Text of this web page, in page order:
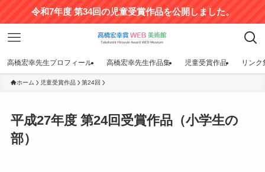
令和7年度 第34回の児童受賞作品を公開しました。
高橋宏幸先生プロフィール 高橋宏幸先生作品集 児童受賞作品 リンク
ホーム 児童受賞作品 第24回
平成27年度 第24回受賞作品（小学生の
部）